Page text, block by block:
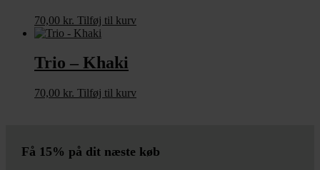
70,00 kr. Tilføj til kurv
Trio – Khaki
70,00 kr. Tilføj til kurv
Få 15% på dit næste køb